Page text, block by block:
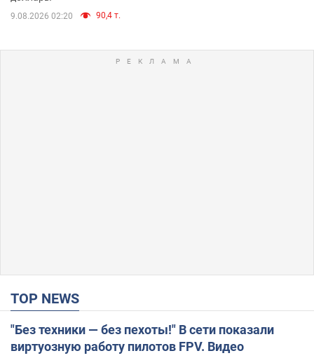
9.08.2026 02:20 90,4 т.
TOP NEWS
"Без техники — без пехоты!" В сети показали
виртуозную работу пилотов FPV. Видео